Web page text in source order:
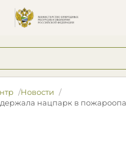
центр
Новости
нацпарк в